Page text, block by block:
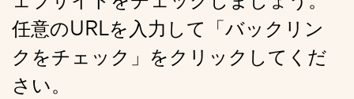
任意のURLを入力して「バックリン
クをチェック」をクリックしてくだ
さい。